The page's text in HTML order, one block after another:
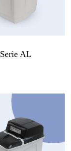
Serie AL